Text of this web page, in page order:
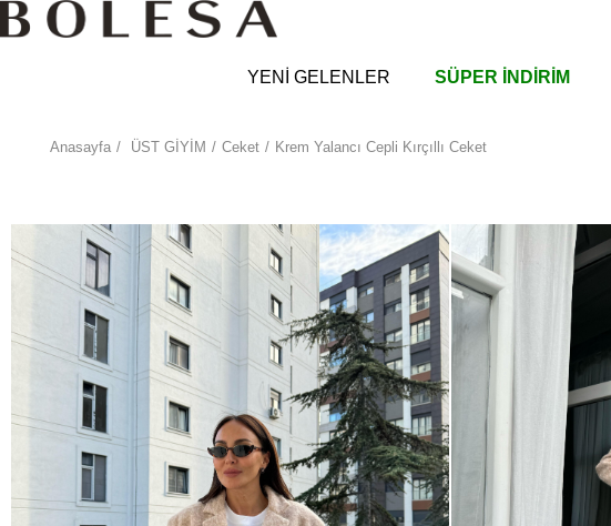
YENİ GELENLER SÜPER İNDİRİM
Anasayfa ÜST GİYİM Ceket Krem Yalancı Cepli Kırçıllı Ceket